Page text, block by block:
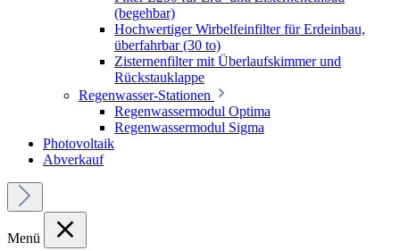
(begehbar)
Hochwertiger Wirbelfeinfilter für Erdeinbau,
überfahrbar (30 to)
Zisternenfilter mit Überlaufskimmer und
Rückstauklappe
Regenwasser-Stationen
Regenwassermodul Optima
Regenwassermodul Sigma
Photovoltaik
Abverkauf
Menü